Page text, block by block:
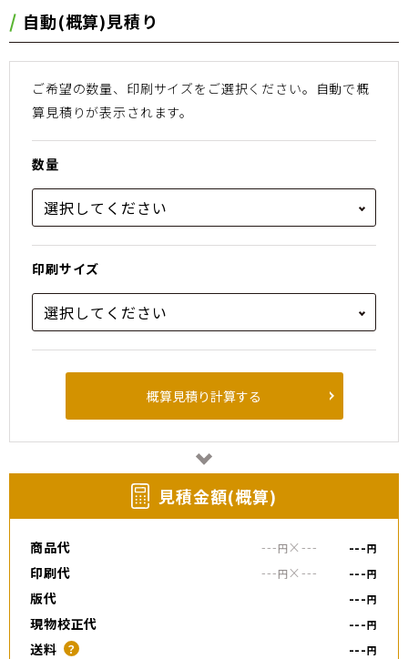
⾃動(概算)⾒積り
ご希望の数量、印刷サイズをご選択ください。 ⾃動で概
算⾒積りが表⽰されます。
数量
印刷サイズ
概算見積り計算する
⾒積⾦額(概算)
商品代 ---円×--- ---円
印刷代 ---円×--- ---円
版代 ---円
現物校正代 ---円
送料 ？ ---円